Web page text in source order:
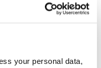
your personal data,
Oriolasegen
i enlighet med